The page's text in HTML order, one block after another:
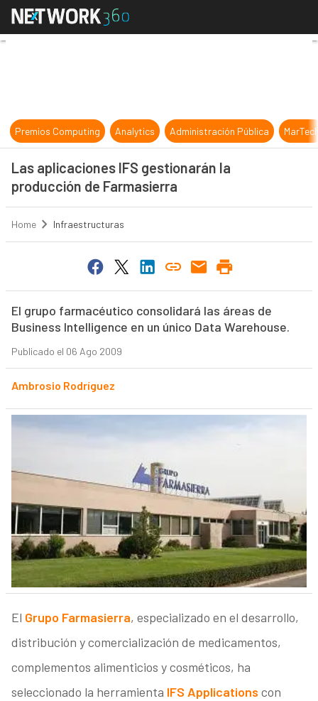
Las aplicaciones IFS gestionarán
Premios Computing Analytics Administración Pública
Las aplicaciones IFS gestionarán la
producción de Farmasierra
Home Infraestructuras
El grupo farmacéutico consolidará las áreas de
Business Intelligence en un único Data Warehouse.
Publicado el 06 Ago 2009
Ambrosio Rodríguez
El Grupo Farmasierra, especializado en el desarrollo,
distribución y comercialización de medicamentos,
complementos alimenticios y cosméticos, ha
seleccionado la herramienta IFS Applications con